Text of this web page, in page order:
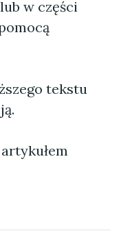
w części
tekstu